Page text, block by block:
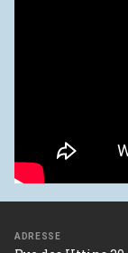
ADRESSE